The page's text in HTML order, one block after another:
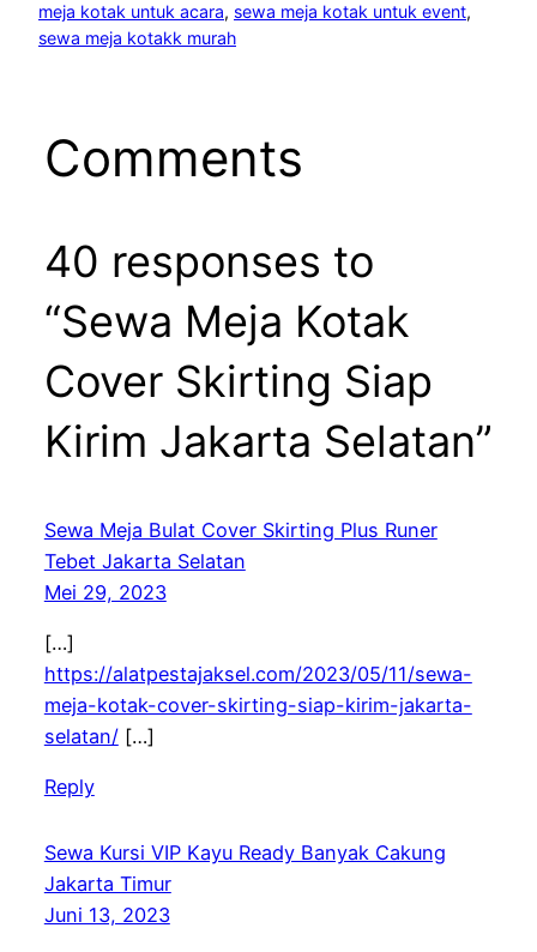
meja kotak untuk acara, sewa meja kotak untuk event
sewa meja kotakk murah
Comments
40 responses to
“Sewa Meja Kotak
Cover Skirting Siap
Kirim Jakarta Selatan”
Sewa Meja Bulat Cover Skirting Plus Runer
Tebet Jakarta Selatan
Mei 29, 2023
[…]
https://alatpestajaksel.com/2023/05/11/sewa-
meja-kotak-cover-skirting-siap-kirim-jakarta-
selatan/[…]
Reply
Sewa Kursi VIP Kayu Ready Banyak Cakung
Jakarta Timur
Juni 13, 2023